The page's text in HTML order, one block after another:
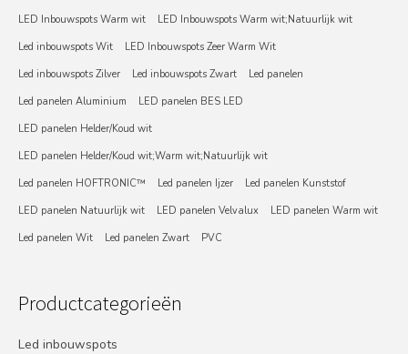
LED Inbouwspots Warm wit
LED Inbouwspots Warm wit;Natuurlijk wit
Led inbouwspots Wit
LED Inbouwspots Zeer Warm Wit
Led inbouwspots Zilver
Led inbouwspots Zwart
Led panelen
Led panelen Aluminium
LED panelen BES LED
LED panelen Helder/Koud wit
LED panelen Helder/Koud wit;Warm wit;Natuurlijk wit
Led panelen HOFTRONIC™
Led panelen Ijzer
Led panelen Kunststof
LED panelen Natuurlijk wit
LED panelen Velvalux
LED panelen Warm wit
Led panelen Wit
Led panelen Zwart PVC
Productcategorieën
Led inbouwspots